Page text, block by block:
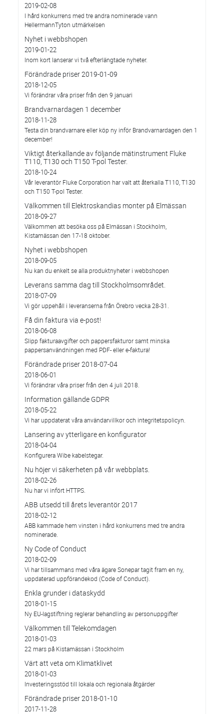
2019-02-08
I hård konkurrens med tre andra nominerade vann
HellermannTyton utmärkelsen
Nyhet i webbshopen
2019-01-22
Inom kort lanserar vi två efterlängtade nyheter.
Förändrade priser 2019-01-09
2018-12-05
Vi förändrar våra priser från den 9 januari
Brandvarnardagen 1 december
2018-11-28
Testa din brandvarnare eller köp ny inför Brandvarnardagen den 1
december!
Viktigt återkallande av följande mätinstrument Fluke
T110, T130 och T150 T-pol Tester.
2018-10-24
Vår leverantör Fluke Corporation har valt att återkalla T110, T130
och T150 T-pol Tester.
Välkommen till Elektroskandias monter på Elmässan
2018-09-27
Välkommen att besöka oss på Elmässan i Stockholm,
Kistamässan den 17-18 oktober.
Nyhet i webbshopen
2018-09-05
Nu kan du enkelt se alla produktnyheter i webbshopen
Leverans samma dag till Stockholmsområdet.
2018-07-09
Vi gör uppehåll i leveranserna från Örebro vecka 28-31.
Få din faktura via e-post!
2018-06-08
Slipp fakturaavgifter och pappersfakturor samt minska
pappersanvändningen med PDF- eller e-faktura!
Förändrade priser 2018-07-04
2018-06-01
Vi förändrar våra priser från den 4 juli 2018.
Information gällande GDPR
2018-05-22
Vi har uppdaterat våra användarvillkor och integritetspolicyn.
Lansering av ytterligare en konfigurator
2018-04-04
Konfigurera Wibe kabelstegar.
Nu höjer vi säkerheten på vår webbplats.
2018-02-26
Nu har vi infört HTTPS.
ABB utsedd till årets leverantör 2017
2018-02-12
ABB kammade hem vinsten i hård konkurrens med tre andra
nominerade.
Ny Code of Conduct
2018-02-09
Vi har tillsammans med våra ägare Sonepar tagit fram en ny,
uppdaterad uppförandekod (Code of Conduct).
Enkla grunder i dataskydd
2018-01-15
Ny EU-lagstiftning reglerar behandling av personuppgifter
Välkommen till Telekomdagen
2018-01-03
22 mars på Kistamässan i Stockholm
Värt att veta om Klimatklivet
2018-01-03
Investeringsstöd till lokala och regionala åtgärder
Förändrade priser 2018-01-10
2017-11-28